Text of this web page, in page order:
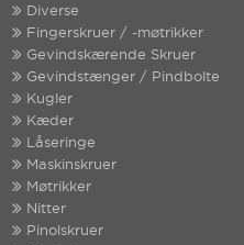
Diverse
Fingerskruer / -møtrikker
Gevindskærende Skruer
Gevindstænger / Pindbolte
Kugler
Kæder
Låseringe
Maskinskruer
Møtrikker
Nitter
Pinolskruer